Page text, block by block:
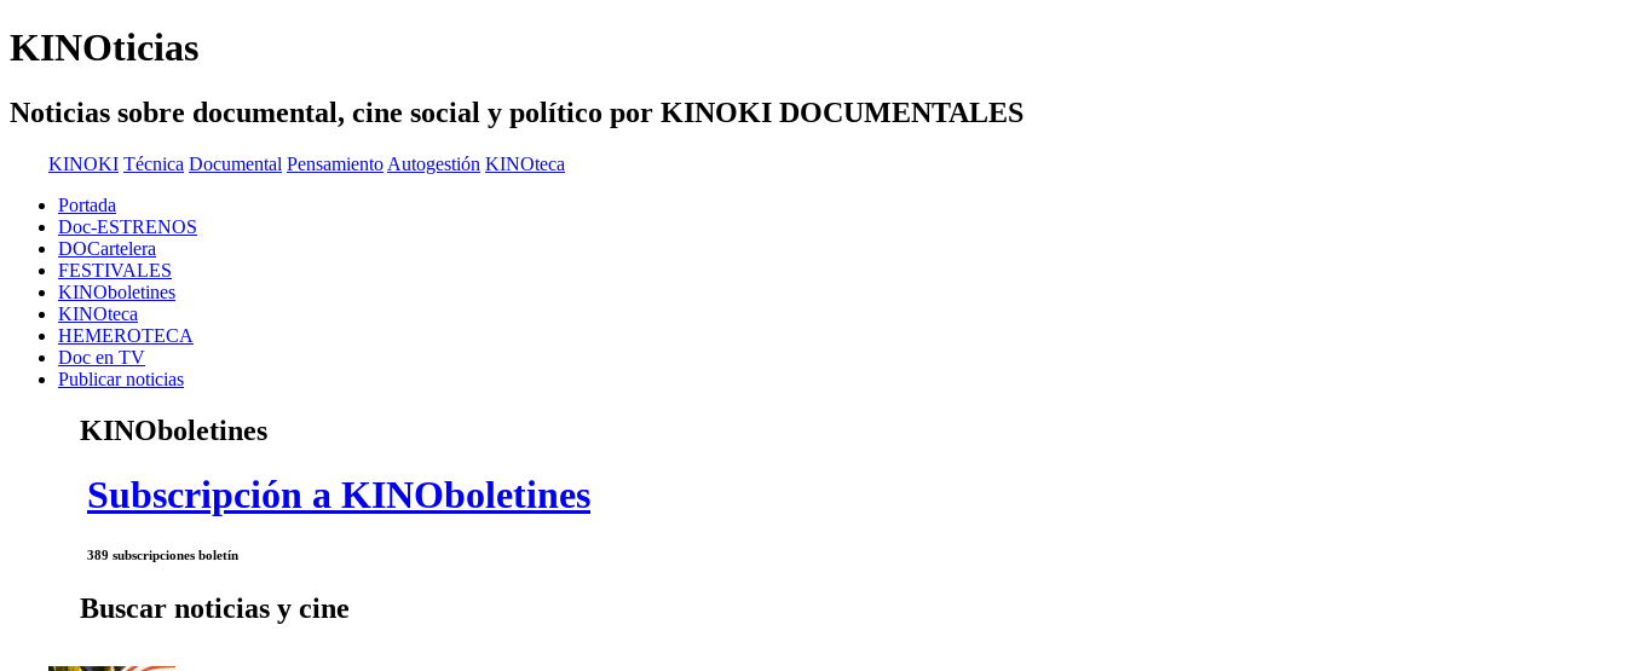
KINOticias
Noticias sobre documental, cine social y polí­tico por KINOKI DOCUMENTALES
KINOKI Técnica Documental Pensamiento Autogestión KINOteca
Portada
Doc-ESTRENOS
DOCartelera
FESTIVALES
KINOboletines
KINOteca
HEMEROTECA
Doc en TV
Publicar noticias
KINOboletines
Subscripción a KINOboletines
389 subscripciones boletín
Buscar noticias y cine